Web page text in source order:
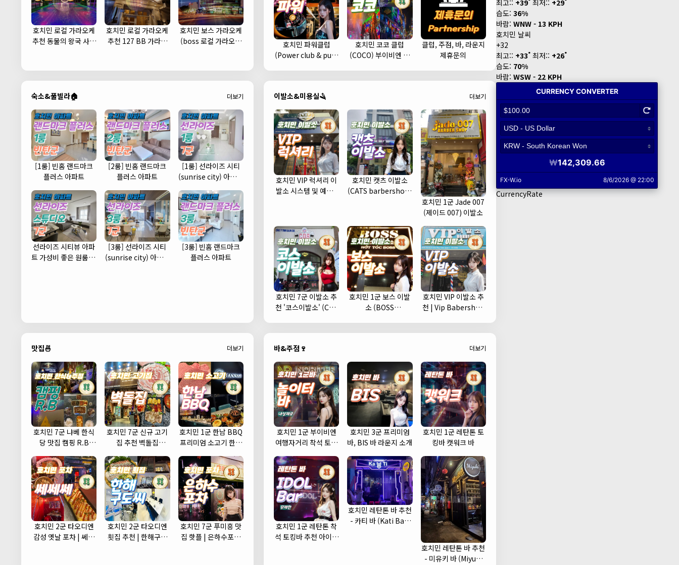
호치민 로컬 가라오케
추천 동물의 왕국 사우
호치민 로컬 가라오케
추천 127 BB 가라오
호치민 보스 가라오케
(boss 로컬 가라오케
호치민 파워클럽
(Power club & pub)
호치민 코코 클럽
(COCO) 부이비엔 여
클럽, 주점, 바, 라운지
제휴문의
숙소&풀빌라🏠 더보기
[1룸] 빈홈 랜드마크
플러스 아파트
[2룸] 빈홈 랜드마크
플러스 아파트
[1룸] 선라이즈 시티
(sunrise city) 아파트
선라이즈 시티뷰 아파
트 가성비 좋은 원룸 스
[3룸] 선라이즈 시티
(sunrise city) 아파트
[3룸] 빈홈 랜드마크
플러스 아파트
이발소&미용실🪒 더보기
호치민 VIP 럭셔리 이
발소 시스템 및 예약 |
호치민 캣츠 이발소
(CATS barbershop)
호치민 1군 Jade 007
(제이드 007) 이발소
호치민 7군 이발소 추
천 '코스이발소' (COS
호치민 1군 보스 이발
소 (BOSS
호치민 VIP 이발소 추
천 | Vip Babershop
맛집🍜 더보기
호치민 7군 냐베 한식
당 맛집 캠핑 R.B
호치민 7군 신규 고기
집 추천 벽돌집
호치민 1군 한남 BBQ
프리미엄 소고기 한우
호치민 2군 타오디엔
감성 옛날 포차 | 쎄쎄
호치민 2군 타오디엔
횟집 추천 | 한해구도
호치민 7군 푸미흥 맛
집 핫플 | 은하수포차
바&주점🍷 더보기
호치민 1군 부이비엔
여행자거리 착석 토킹
LOUNGE)
호치민 3군 프리미엄
바, BIS 바 라운지 소개
호치민 1군 레탄톤 토
킹바 캣워크 바
호치민 1군 레탄톤 착
석 토킹바 추천 아이돌
호치민 레탄톤 바 추천
- 카티 바 (Kati Bar)
호치민 레탄톤 바 추천
- 미유키 바 (Miyuki
최고:: +39 최저:: +29
습도: 36%
바람: WNW - 13 KPH
호치민 날씨
+32
최고:: +33° 최저:: +26°
습도: 70%
바람: WSW - 22 KPH
CurrencyRate